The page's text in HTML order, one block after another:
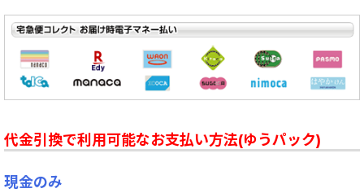
代金引換で利用可能なお支払い方法(ゆうパック)
現金のみ